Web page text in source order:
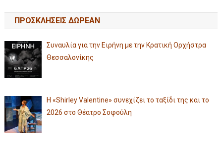
ΠΡΟΣΚΛΗΣΕΙΣ ΔΩΡΕΑΝ
Συναυλία για την Ειρήνη με την Κρατική Ορχήστρα
Θεσσαλονίκης
Η «Shirley Valentine» συνεχίζει το ταξίδι της και το
2026 στο Θέατρο Σοφούλη